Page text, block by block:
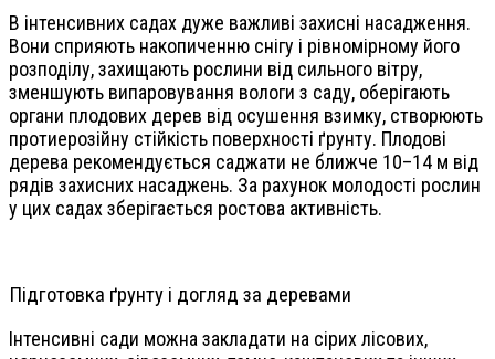
В інтенсивних садах дуже важливі захисні насадження.
Вони сприяють накопиченню снігу і рівномірному його
розподілу, захищають рослини від сильного вітру,
зменшують випаровування вологи з саду, оберігають
органи плодових дерев від осушення взимку, створюють
протиерозійну стійкість поверхності ґрунту. Плодові
дерева рекомендується саджати не ближче 10–14 м від
рядів захисних насаджень. За рахунок молодості рослин
у цих садах зберігається ростова активність.
Підготовка ґрунту і догляд за деревами
Інтенсивні сади можна закладати на сірих лісових,